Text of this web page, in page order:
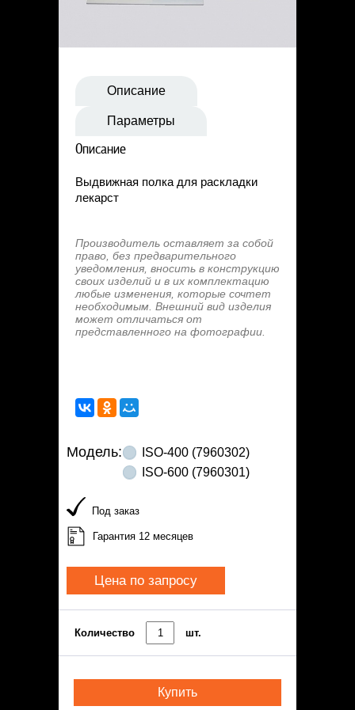
Статьи
Описание
Параметры
Описание
Выдвижная полка для раскладки
лекарст
Производитель оставляет за собой
право, без предварительного
уведомления, вносить в конструкцию
своих изделий и в их комплектацию
любые изменения, которые сочтет
необходимым. Внешний вид изделия
может отличаться от
представленного на фотографии.
Модель:
ISO-400 (7960302)
ISO-600 (7960301)
Под заказ
Гарантия 12 месяцев
Цена по запросу
Количество шт.
Купить